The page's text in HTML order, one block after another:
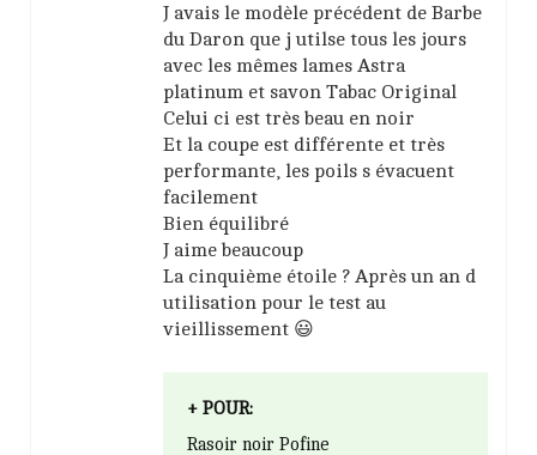
J avais le modèle précédent de Barbe
du Daron que j utilse tous les jours
avec les mêmes lames Astra
platinum et savon Tabac Original
Celui ci est très beau en noir
Et la coupe est différente et très
performante, les poils s évacuent
facilement
Bien équilibré
J aime beaucoup
La cinquième étoile ? Après un an d
utilisation pour le test au
vieillissement 😃
+ POUR:
Rasoir noir Pofine